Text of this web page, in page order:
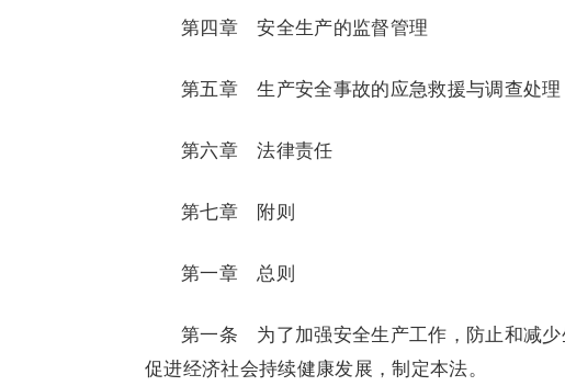
第四章 安全生产的监督管理
第五章 生产安全事故的应急救援与调查处理
第六章 法律责任
第七章 附则
第一章 总则
第一条 为了加强安全生产工作，防止和减少
促进经济社会持续健康发展，制定本法。